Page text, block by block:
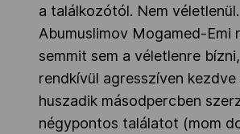
a találkozótól. Nem véletlenül.
Abumuslimov Mogamed-Emi
semmit sem a véletlenre
rendkívül agresszíven kezdve
huszadik másodpercben
négypontos találatot (mom